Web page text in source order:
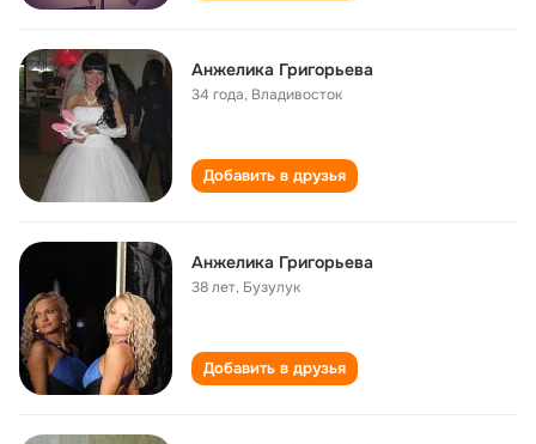
Анжелика Григорьева
34 года, Владивосток
Добавить в друзья
Анжелика Григорьева
38 лет, Бузулук
Добавить в друзья